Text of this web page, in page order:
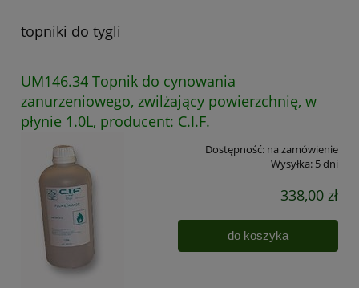
topniki do tygli
UM146.34 Topnik do cynowania
zanurzeniowego, zwilżający powierzchnię, w
płynie 1.0L, producent: C.I.F.
Dostępność: na zamówienie
Wysyłka: 5 dni
338,00 zł
do koszyka